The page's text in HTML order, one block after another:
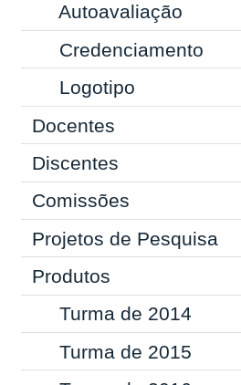
Autoavaliação
Credenciamento
Logotipo
Docentes
Discentes
Comissões
Projetos de Pesquisa
Produtos
Turma de 2014
Turma de 2015